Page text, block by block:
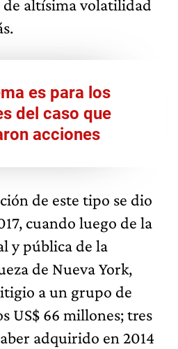
de altísima volatilidad
es para los
del caso que
acciones
de este tipo se dio
cuando luego de la
y pública de la
de Nueva York,
a un grupo de
US$ 66 millones; tres
adquirido en 2014